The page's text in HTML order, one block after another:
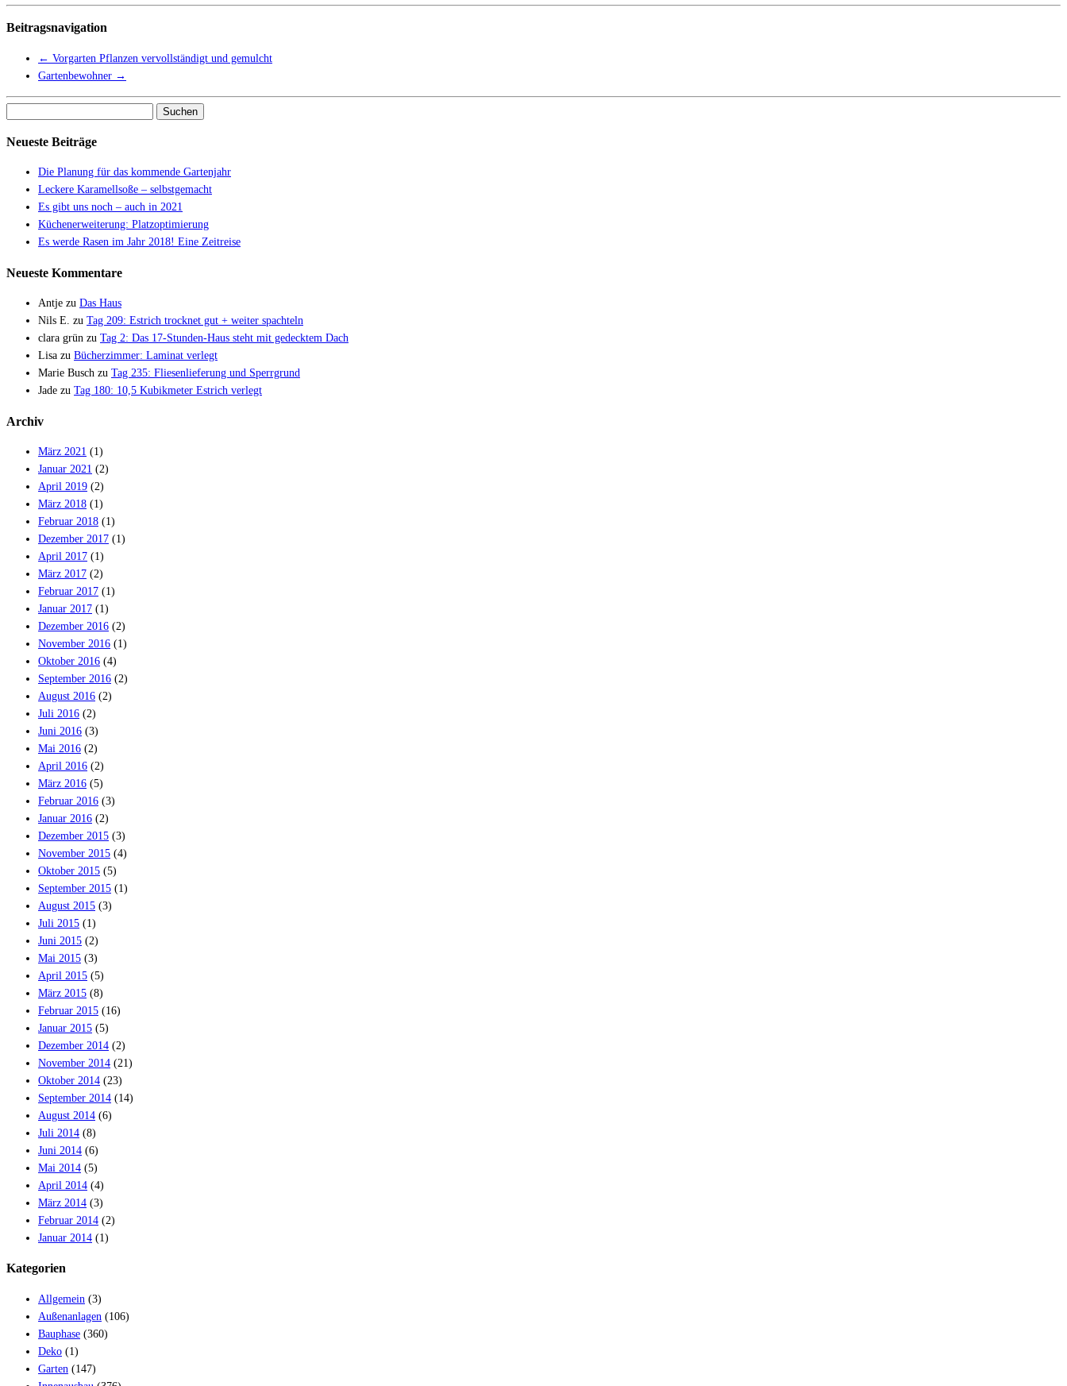
Beitragsnavigation
← Vorgarten Pflanzen vervollständigt und gemulcht
Gartenbewohner →
Neueste Beiträge
Die Planung für das kommende Gartenjahr
Leckere Karamellsoße – selbstgemacht
Es gibt uns noch – auch in 2021
Küchenerweiterung: Platzoptimierung
Es werde Rasen im Jahr 2018! Eine Zeitreise
Neueste Kommentare
Antje zu Das Haus
Nils E. zu Tag 209: Estrich trocknet gut + weiter spachteln
clara grün zu Tag 2: Das 17-Stunden-Haus steht mit gedecktem Dach
Lisa zu Bücherzimmer: Laminat verlegt
Marie Busch zu Tag 235: Fliesenlieferung und Sperrgrund
Jade zu Tag 180: 10,5 Kubikmeter Estrich verlegt
Archiv
März 2021 (1)
Januar 2021 (2)
April 2019 (2)
März 2018 (1)
Februar 2018 (1)
Dezember 2017 (1)
April 2017 (1)
März 2017 (2)
Februar 2017 (1)
Januar 2017 (1)
Dezember 2016 (2)
November 2016 (1)
Oktober 2016 (4)
September 2016 (2)
August 2016 (2)
Juli 2016 (2)
Juni 2016 (3)
Mai 2016 (2)
April 2016 (2)
März 2016 (5)
Februar 2016 (3)
Januar 2016 (2)
Dezember 2015 (3)
November 2015 (4)
Oktober 2015 (5)
September 2015 (1)
August 2015 (3)
Juli 2015 (1)
Juni 2015 (2)
Mai 2015 (3)
April 2015 (5)
März 2015 (8)
Februar 2015 (16)
Januar 2015 (5)
Dezember 2014 (2)
November 2014 (21)
Oktober 2014 (23)
September 2014 (14)
August 2014 (6)
Juli 2014 (8)
Juni 2014 (6)
Mai 2014 (5)
April 2014 (4)
März 2014 (3)
Februar 2014 (2)
Januar 2014 (1)
Kategorien
Allgemein (3)
Außenanlagen (106)
Bauphase (360)
Deko (1)
Garten (147)